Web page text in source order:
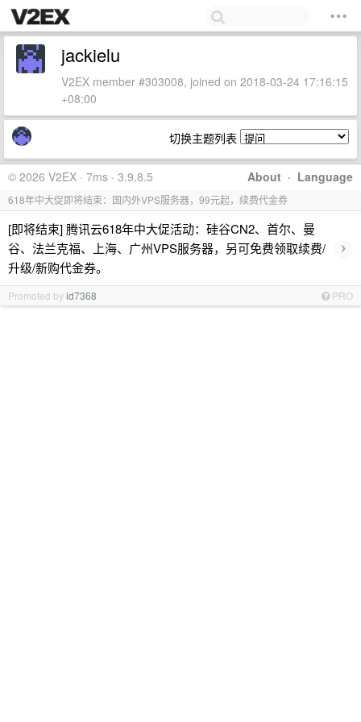
jackielu
V2EX member #303008, joined on 2018-03-24 17:16:15
+08:00
切换主题列表
About · Language
© 2026 V2EX · 7ms · 3.9.8.5
618年中大促即将结束：国内外VPS服务器，99元起，续费代金券
[即将结束] 腾讯云618年中大促活动：硅谷CN2、首尔、曼
谷、法兰克福、上海、广州VPS服务器，另可免费领取续费/
升级/新购代金券。
›
Promoted byid7368 PRO